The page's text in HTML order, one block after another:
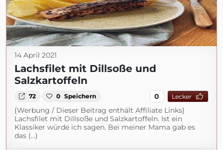
14 April 2021
Lachsfilet mit Dillsoße und
Salzkartoffeln
72 0 Speichern 0 Lecker
{Werbung / Dieser Beitrag enthält Affiliate Links}
Lachsfilet mit Dillsoße und Salzkartoffeln. Ist ein
Klassiker würde ich sagen. Bei meiner Mama gab es
das (...)